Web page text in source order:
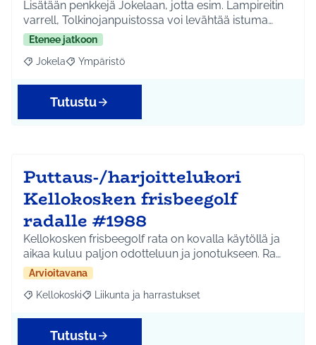
Lisätään penkkejä Jokelaan, jotta esim. Lampireitin
varrell, Tolkinojanpuistossa voi levähtää istuma…
Etenee jatkoon
Rajaa tulokset aihepiirin mukaan: Jokela
Jokela Rajaa tulokset teeman mukaan: Ympäristö
Ympäristö
Tutustu
Puttaus-/harjoittelukori
Kellokosken frisbeegolf
radalle #1988
Kellokosken frisbeegolf rata on kovalla käytöllä ja
aikaa kuluu paljon odotteluun ja jonotukseen. Ra…
Arvioitavana
Rajaa tulokset aihepiirin mukaan: Kellokoski
Kellokoski Rajaa tulokset teeman mukaan: Liikunta ja
Liikunta ja harrastukset
Tutustu